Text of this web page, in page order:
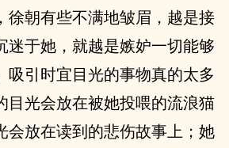
徐朝有些不满地皱眉，越是接
迷于她，就越是嫉妒一切能够
吸引时宜目光的事物真的太多
目光会放在被她投喂的流浪猫
会放在读到的悲伤故事上；她